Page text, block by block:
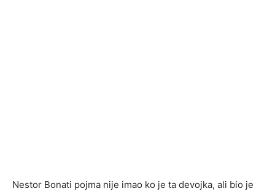
Nestor Bonati pojma nije imao ko je ta devojka, ali bio je